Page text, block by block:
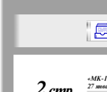
Все номера
Актуальные